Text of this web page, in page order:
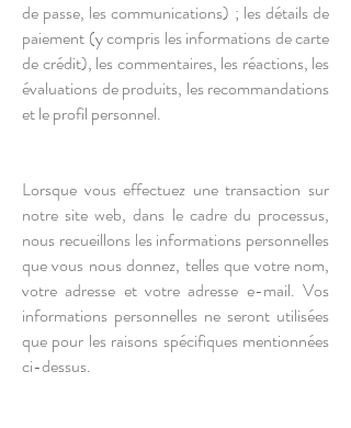
de passe, les communications) ; les détails de
paiement (y compris les informations de carte
de crédit), les commentaires, les réactions, les
évaluations de produits, les recommandations
et le profil personnel.
Lorsque vous effectuez une transaction sur
notre site web, dans le cadre du processus,
nous recueillons les informations personnelles
que vous nous donnez, telles que votre nom,
votre adresse et votre adresse e-mail. Vos
informations personnelles ne seront utilisées
que pour les raisons spécifiques mentionnées
ci-dessus.